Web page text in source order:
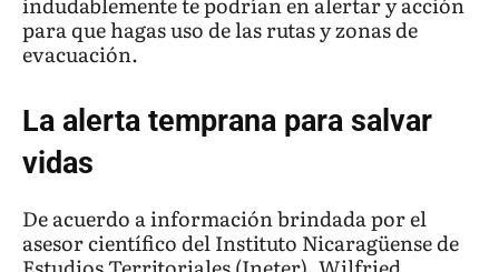
para que hagas uso de las rutas y zonas de
evacuación.
La alerta temprana para salvar
vidas
De acuerdo a información brindada por el
asesor científico del Instituto Nicaragüense de